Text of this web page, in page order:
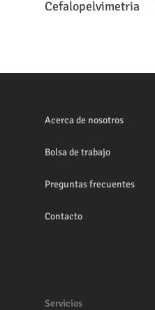
Cefalopelvimetria
Acerca de nosotros
Bolsa de trabajo
Preguntas frecuentes
Contacto
Servicios